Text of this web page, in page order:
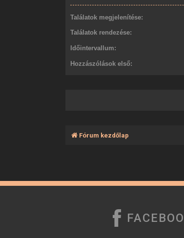
Találatok megjelenítése:
Találatok rendezése:
Időintervallum:
Hozzászólások első:
Fórum kezdőlap